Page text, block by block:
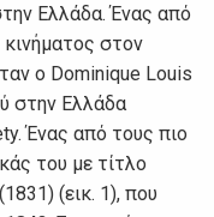
Ελλάδα. Ένας από
στον
ο Dominique Louis
στην Ελλάδα
Ένας από τους πιο
του με τίτλο
(εικ. 1), που